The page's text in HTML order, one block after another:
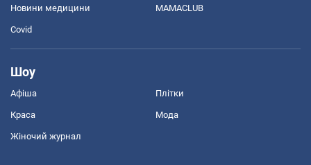
Новини медицини MAMACLUB
Covid
Шоу
Афіша Плітки
Краса Мода
Жіночий журнал